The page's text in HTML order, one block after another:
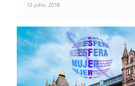
13 julio, 2018